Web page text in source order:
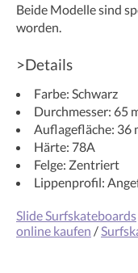
Beide Modelle sind
worden.
>Details
Farbe: Schwarz
Durchmesser: 65
Auflagefläche: 36
Härte: 78A
Felge: Zentriert
Lippenprofil:
Slide Surfskateboards
online kaufen /